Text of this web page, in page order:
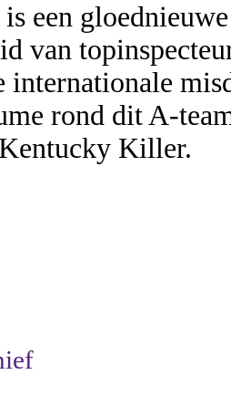
een
van
internationale
rond dit A-
Killer.